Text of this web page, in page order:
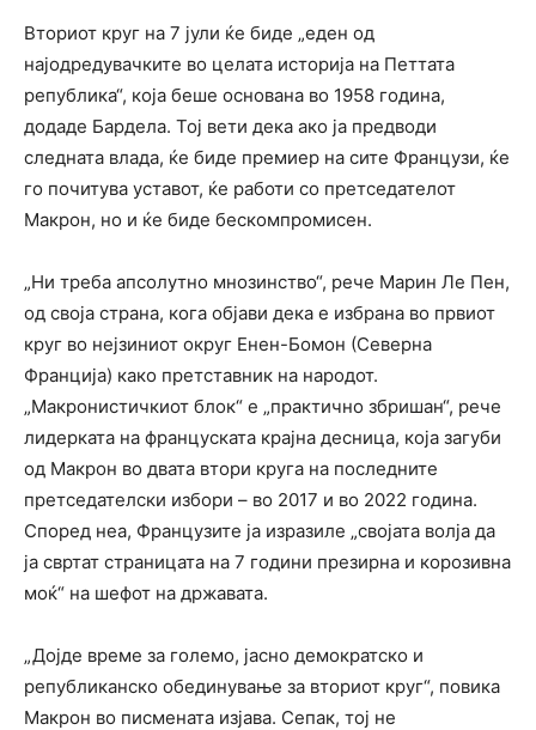
Вториот круг на 7 јули ќе биде „еден од
најодредувачките во целата историја на Петтата
република“, која беше основана во 1958 година,
додаде Бардела. Тој вети дека ако ја предводи
следната влада, ќе биде премиер на сите Французи, ќе
го почитува уставот, ќе работи со претседателот
Макрон, но и ќе биде бескомпромисен.
„Ни треба апсолутно мнозинство“, рече Марин Ле Пен,
од своја страна, кога објави дека е избрана во првиот
круг во нејзиниот округ Енен-Бомон (Северна
Франција) како претставник на народот.
„Макронистичкиот блок“ е „практично збришан“, рече
лидерката на француската крајна десница, која загуби
од Макрон во двата втори круга на последните
претседателски избори – во 2017 и во 2022 година.
Според неа, Французите ја изразиле „својата волја да
ја свртат страницата на 7 години презирна и корозивна
моќ“ на шефот на државата.
„Дојде време за големо, јасно демократско и
републиканско обединување за вториот круг“, повика
Макрон во писмената изјава. Сепак, тој не